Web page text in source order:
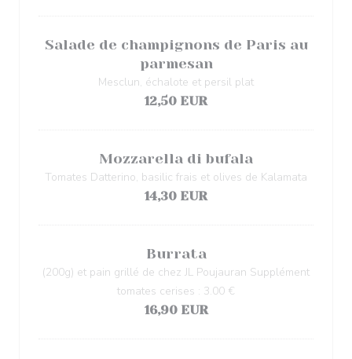
Salade de champignons de Paris au
parmesan
Mesclun, échalote et persil plat
12,50 EUR
Mozzarella di bufala
Tomates Datterino, basilic frais et olives de Kalamata
14,30 EUR
Burrata
(200g) et pain grillé de chez JL Poujauran Supplément
tomates cerises : 3.00 €
16,90 EUR